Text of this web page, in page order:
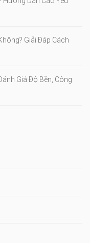
Giải Đáp Cách
Giá Độ Bền, Công